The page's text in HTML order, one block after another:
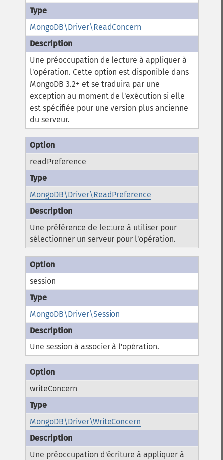
MongoDB\Driver\ReadConcern
Une préoccupation de lecture à appliquer à
l'opération. Cette option est disponible dans
MongoDB 3.2+ et se traduira par une
exception au moment de l'exécution si elle
est spécifiée pour une version plus ancienne
du serveur.
readPreference
MongoDB\Driver\ReadPreference
Une préférence de lecture à utiliser pour
sélectionner un serveur pour l'opération.
session
MongoDB\Driver\Session
Une session à associer à l'opération.
writeConcern
MongoDB\Driver\WriteConcern
Une préoccupation d'écriture à appliquer à